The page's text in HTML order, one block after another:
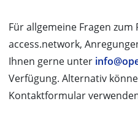
Für allgemeine Fragen
access.network,
Ihnen gerne unter
Verfügung. Alternativ
Kontaktformular